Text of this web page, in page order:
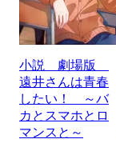
小説 劇場版
遠井さんは青春
したい！ ～バ
カとスマホとロ
マンスと～